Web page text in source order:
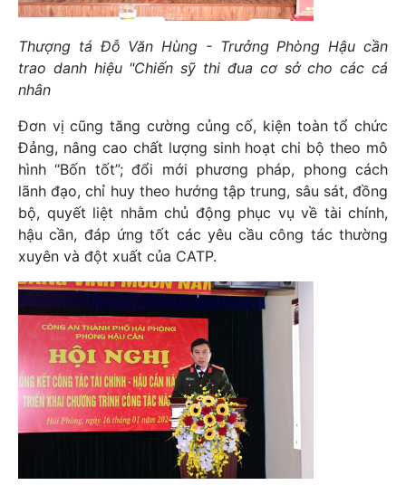
Thượng tá Đỗ Văn Hùng - Trưởng Phòng Hậu cần
trao danh hiệu "Chiến sỹ thi đua cơ sở cho các cá
nhân
Đơn vị cũng tăng cường củng cố, kiện toàn tổ chức
Đảng, nâng cao chất lượng sinh hoạt chi bộ theo mô
hình “Bốn tốt”; đổi mới phương pháp, phong cách
lãnh đạo, chỉ huy theo hướng tập trung, sâu sát, đồng
bộ, quyết liệt nhằm chủ động phục vụ về tài chính,
hậu cần, đáp ứng tốt các yêu cầu công tác thường
xuyên và đột xuất của CATP.